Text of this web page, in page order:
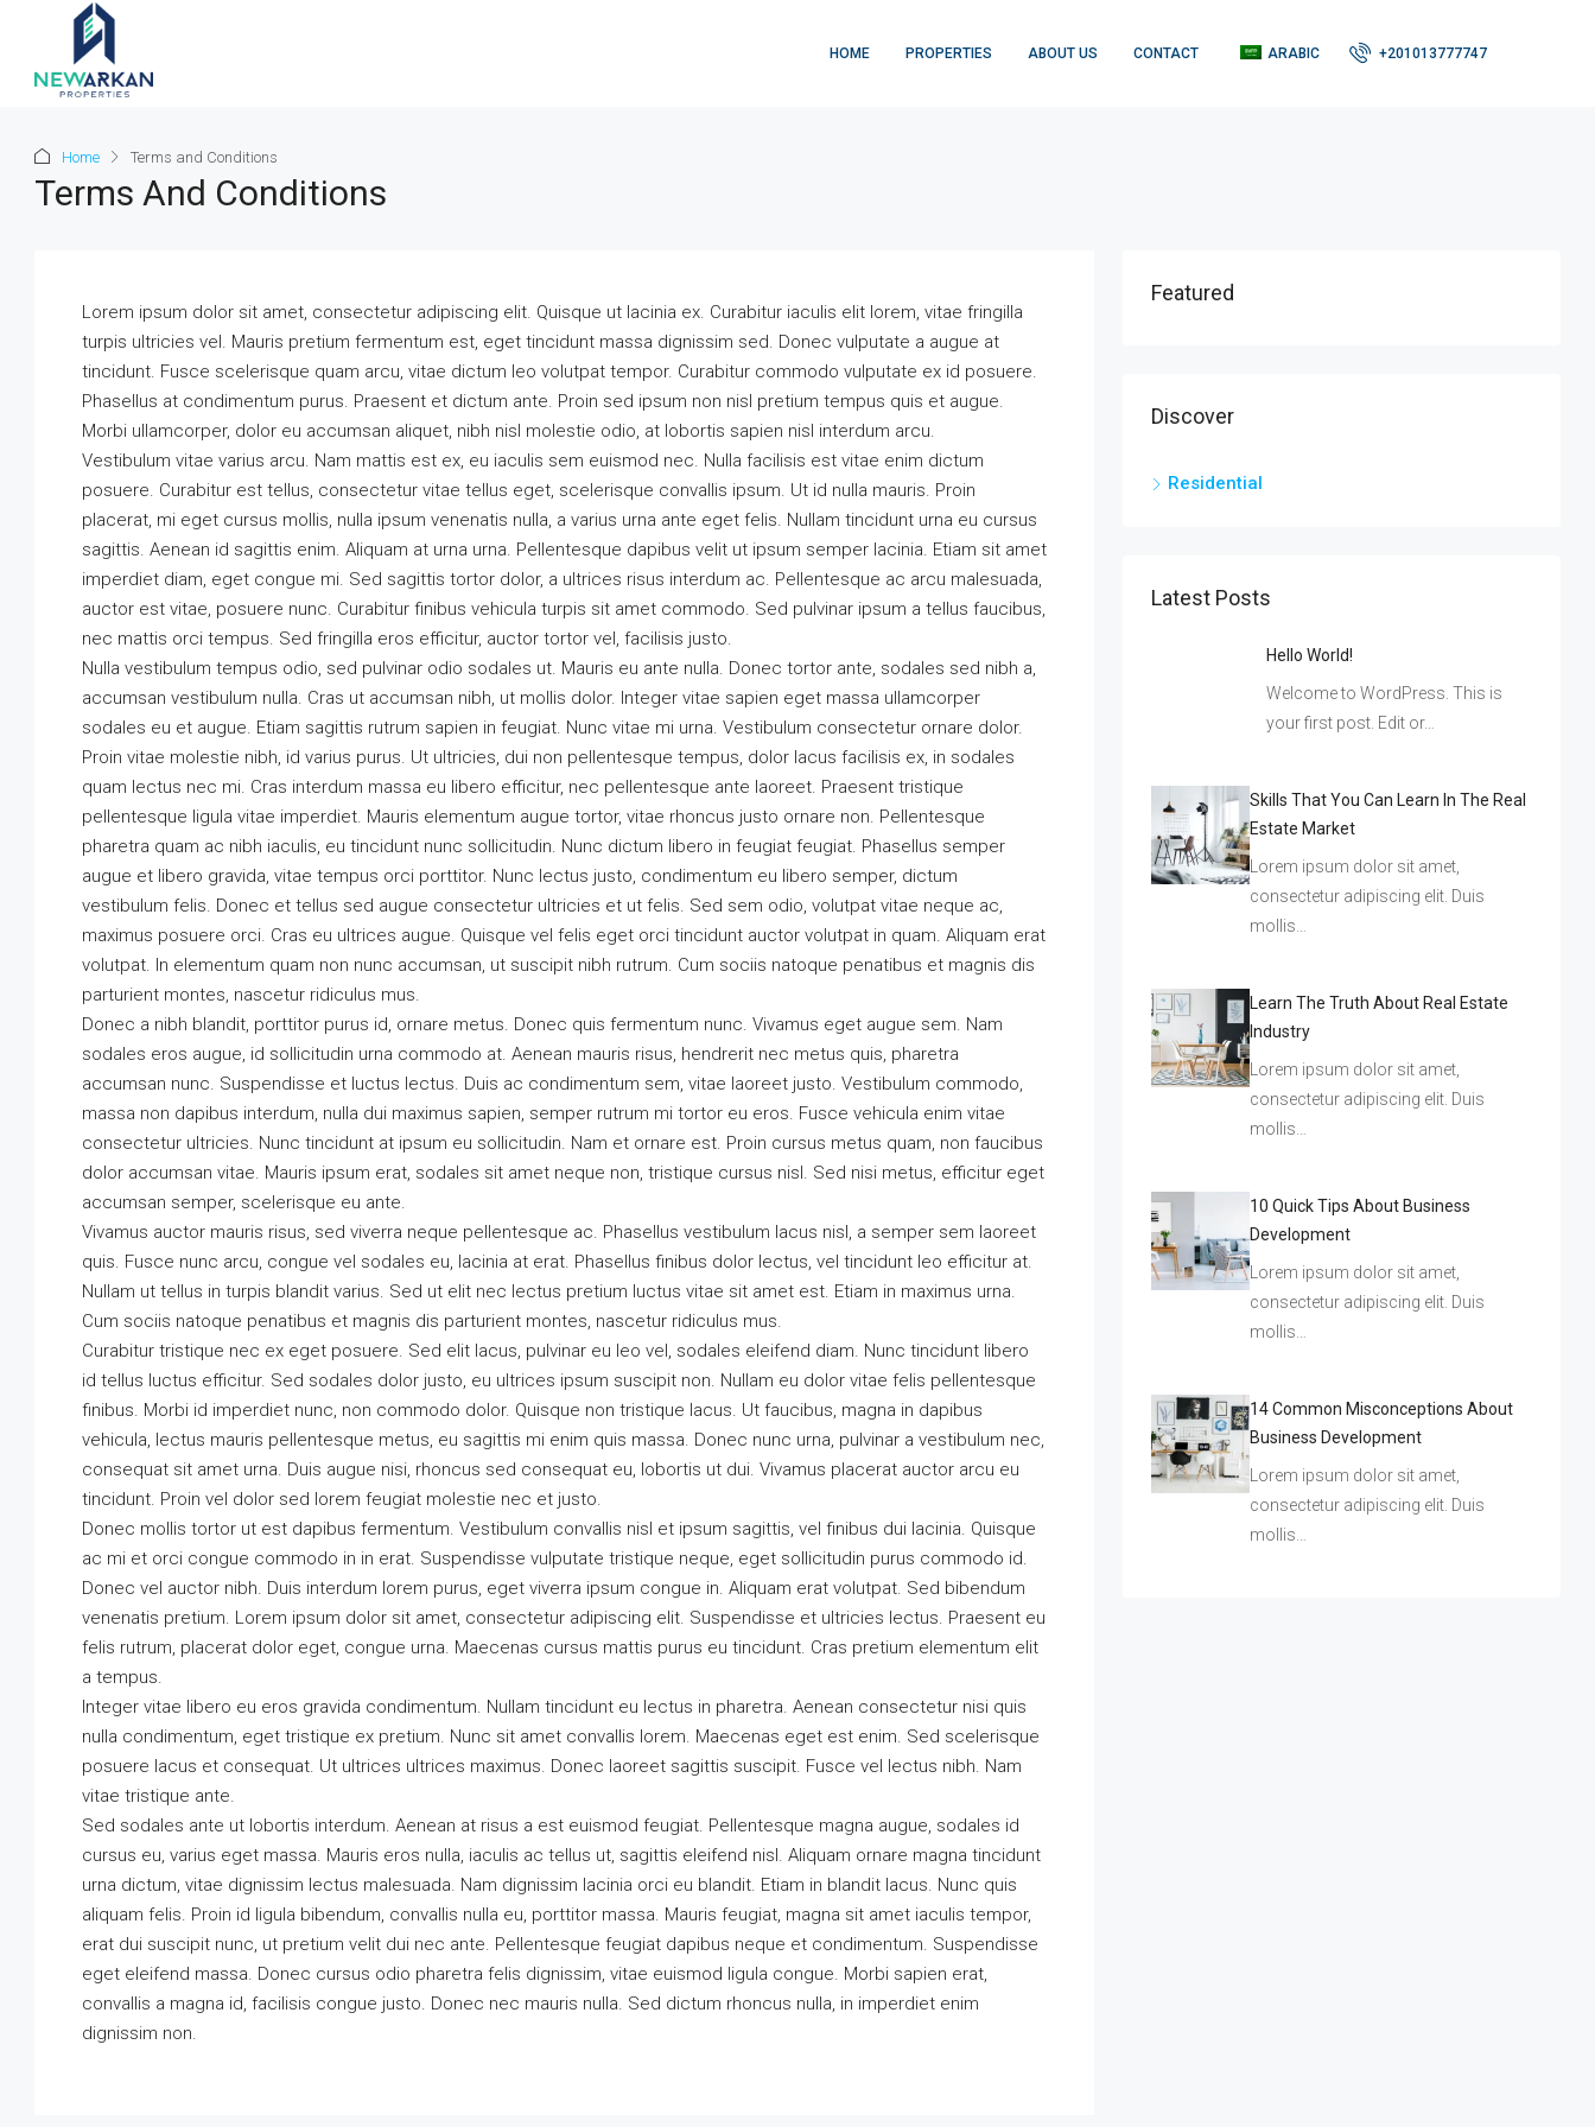
HOME PROPERTIES ABOUT US CONTACT ARABIC +201013777747
Home Terms and Conditions
Terms And Conditions
Lorem ipsum dolor sit amet, consectetur adipiscing elit. Quisque ut lacinia ex. Curabitur iaculis elit lorem, vitae fringilla
turpis ultricies vel. Mauris pretium fermentum est, eget tincidunt massa dignissim sed. Donec vulputate a augue at
tincidunt. Fusce scelerisque quam arcu, vitae dictum leo volutpat tempor. Curabitur commodo vulputate ex id posuere.
Phasellus at condimentum purus. Praesent et dictum ante. Proin sed ipsum non nisl pretium tempus quis et augue.
Morbi ullamcorper, dolor eu accumsan aliquet, nibh nisl molestie odio, at lobortis sapien nisl interdum arcu.
Vestibulum vitae varius arcu. Nam mattis est ex, eu iaculis sem euismod nec. Nulla facilisis est vitae enim dictum
posuere. Curabitur est tellus, consectetur vitae tellus eget, scelerisque convallis ipsum. Ut id nulla mauris. Proin
placerat, mi eget cursus mollis, nulla ipsum venenatis nulla, a varius urna ante eget felis. Nullam tincidunt urna eu cursus
sagittis. Aenean id sagittis enim. Aliquam at urna urna. Pellentesque dapibus velit ut ipsum semper lacinia. Etiam sit amet
imperdiet diam, eget congue mi. Sed sagittis tortor dolor, a ultrices risus interdum ac. Pellentesque ac arcu malesuada,
auctor est vitae, posuere nunc. Curabitur finibus vehicula turpis sit amet commodo. Sed pulvinar ipsum a tellus faucibus,
nec mattis orci tempus. Sed fringilla eros efficitur, auctor tortor vel, facilisis justo.
Nulla vestibulum tempus odio, sed pulvinar odio sodales ut. Mauris eu ante nulla. Donec tortor ante, sodales sed nibh a,
accumsan vestibulum nulla. Cras ut accumsan nibh, ut mollis dolor. Integer vitae sapien eget massa ullamcorper
sodales eu et augue. Etiam sagittis rutrum sapien in feugiat. Nunc vitae mi urna. Vestibulum consectetur ornare dolor.
Proin vitae molestie nibh, id varius purus. Ut ultricies, dui non pellentesque tempus, dolor lacus facilisis ex, in sodales
quam lectus nec mi. Cras interdum massa eu libero efficitur, nec pellentesque ante laoreet. Praesent tristique
pellentesque ligula vitae imperdiet. Mauris elementum augue tortor, vitae rhoncus justo ornare non. Pellentesque
pharetra quam ac nibh iaculis, eu tincidunt nunc sollicitudin. Nunc dictum libero in feugiat feugiat. Phasellus semper
augue et libero gravida, vitae tempus orci porttitor. Nunc lectus justo, condimentum eu libero semper, dictum
vestibulum felis. Donec et tellus sed augue consectetur ultricies et ut felis. Sed sem odio, volutpat vitae neque ac,
maximus posuere orci. Cras eu ultrices augue. Quisque vel felis eget orci tincidunt auctor volutpat in quam. Aliquam erat
volutpat. In elementum quam non nunc accumsan, ut suscipit nibh rutrum. Cum sociis natoque penatibus et magnis dis
parturient montes, nascetur ridiculus mus.
Donec a nibh blandit, porttitor purus id, ornare metus. Donec quis fermentum nunc. Vivamus eget augue sem. Nam
sodales eros augue, id sollicitudin urna commodo at. Aenean mauris risus, hendrerit nec metus quis, pharetra
accumsan nunc. Suspendisse et luctus lectus. Duis ac condimentum sem, vitae laoreet justo. Vestibulum commodo,
massa non dapibus interdum, nulla dui maximus sapien, semper rutrum mi tortor eu eros. Fusce vehicula enim vitae
consectetur ultricies. Nunc tincidunt at ipsum eu sollicitudin. Nam et ornare est. Proin cursus metus quam, non faucibus
dolor accumsan vitae. Mauris ipsum erat, sodales sit amet neque non, tristique cursus nisl. Sed nisi metus, efficitur eget
accumsan semper, scelerisque eu ante.
Vivamus auctor mauris risus, sed viverra neque pellentesque ac. Phasellus vestibulum lacus nisl, a semper sem laoreet
quis. Fusce nunc arcu, congue vel sodales eu, lacinia at erat. Phasellus finibus dolor lectus, vel tincidunt leo efficitur at.
Nullam ut tellus in turpis blandit varius. Sed ut elit nec lectus pretium luctus vitae sit amet est. Etiam in maximus urna.
Cum sociis natoque penatibus et magnis dis parturient montes, nascetur ridiculus mus.
Curabitur tristique nec ex eget posuere. Sed elit lacus, pulvinar eu leo vel, sodales eleifend diam. Nunc tincidunt libero
id tellus luctus efficitur. Sed sodales dolor justo, eu ultrices ipsum suscipit non. Nullam eu dolor vitae felis pellentesque
finibus. Morbi id imperdiet nunc, non commodo dolor. Quisque non tristique lacus. Ut faucibus, magna in dapibus
vehicula, lectus mauris pellentesque metus, eu sagittis mi enim quis massa. Donec nunc urna, pulvinar a vestibulum nec,
consequat sit amet urna. Duis augue nisi, rhoncus sed consequat eu, lobortis ut dui. Vivamus placerat auctor arcu eu
tincidunt. Proin vel dolor sed lorem feugiat molestie nec et justo.
Donec mollis tortor ut est dapibus fermentum. Vestibulum convallis nisl et ipsum sagittis, vel finibus dui lacinia. Quisque
ac mi et orci congue commodo in in erat. Suspendisse vulputate tristique neque, eget sollicitudin purus commodo id.
Donec vel auctor nibh. Duis interdum lorem purus, eget viverra ipsum congue in. Aliquam erat volutpat. Sed bibendum
venenatis pretium. Lorem ipsum dolor sit amet, consectetur adipiscing elit. Suspendisse et ultricies lectus. Praesent eu
felis rutrum, placerat dolor eget, congue urna. Maecenas cursus mattis purus eu tincidunt. Cras pretium elementum elit
a tempus.
Integer vitae libero eu eros gravida condimentum. Nullam tincidunt eu lectus in pharetra. Aenean consectetur nisi quis
nulla condimentum, eget tristique ex pretium. Nunc sit amet convallis lorem. Maecenas eget est enim. Sed scelerisque
posuere lacus et consequat. Ut ultrices ultrices maximus. Donec laoreet sagittis suscipit. Fusce vel lectus nibh. Nam
vitae tristique ante.
Sed sodales ante ut lobortis interdum. Aenean at risus a est euismod feugiat. Pellentesque magna augue, sodales id
cursus eu, varius eget massa. Mauris eros nulla, iaculis ac tellus ut, sagittis eleifend nisl. Aliquam ornare magna tincidunt
urna dictum, vitae dignissim lectus malesuada. Nam dignissim lacinia orci eu blandit. Etiam in blandit lacus. Nunc quis
aliquam felis. Proin id ligula bibendum, convallis nulla eu, porttitor massa. Mauris feugiat, magna sit amet iaculis tempor,
erat dui suscipit nunc, ut pretium velit dui nec ante. Pellentesque feugiat dapibus neque et condimentum. Suspendisse
eget eleifend massa. Donec cursus odio pharetra felis dignissim, vitae euismod ligula congue. Morbi sapien erat,
convallis a magna id, facilisis congue justo. Donec nec mauris nulla. Sed dictum rhoncus nulla, in imperdiet enim
dignissim non.
Featured
Discover
Residential
Latest Posts
Hello World!
Welcome to WordPress. This is
your first post. Edit or…
Skills That You Can Learn In The Real
Estate Market
Lorem ipsum dolor sit amet,
consectetur adipiscing elit. Duis
mollis…
Learn The Truth About Real Estate
Industry
Lorem ipsum dolor sit amet,
consectetur adipiscing elit. Duis
mollis…
10 Quick Tips About Business
Development
Lorem ipsum dolor sit amet,
consectetur adipiscing elit. Duis
mollis…
14 Common Misconceptions About
Business Development
Lorem ipsum dolor sit amet,
consectetur adipiscing elit. Duis
mollis…